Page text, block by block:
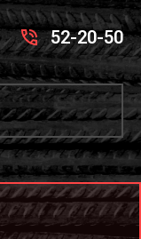
52-20-50